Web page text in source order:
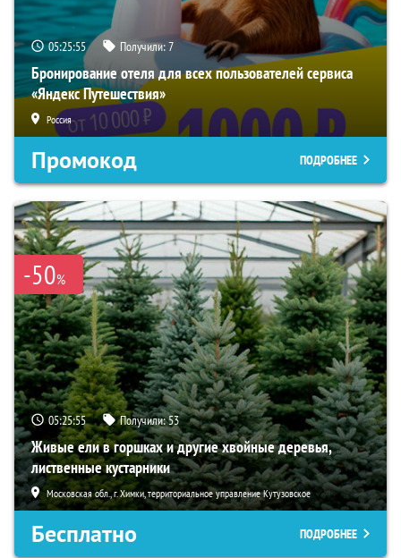
05:25:54 Получили:7
Бронирование отеля для всех пользователей сервиса
«Яндекс Путешествия»
Россия
Промокод ПОДРОБНЕЕ
-50%
05:25:54 Получили:53
Живые ели в горшках и другие хвойные деревья,
лиственные кустарники
Московская обл., г. Химки, территориальное управление Кутузовское
Бесплатно ПОДРОБНЕЕ